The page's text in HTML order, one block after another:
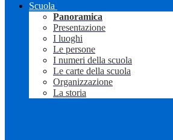
Scuola
Panoramica
Presentazione
I luoghi
Le persone
I numeri della scuola
Le carte della scuola
Organizzazione
La storia